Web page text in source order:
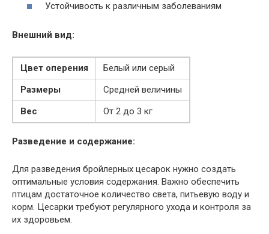
Устойчивость к различным заболеваниям
Внешний вид:
Цвет оперения
Белый или серый
Размеры
Средней величины
Вес
От 2 до 3 кг
Разведение и содержание:
Для разведения бройлерных цесарок нужно создать
оптимальные условия содержания. Важно обеспечить
птицам достаточное количество света, питьевую воду и
корм. Цесарки требуют регулярного ухода и контроля за
их здоровьем.